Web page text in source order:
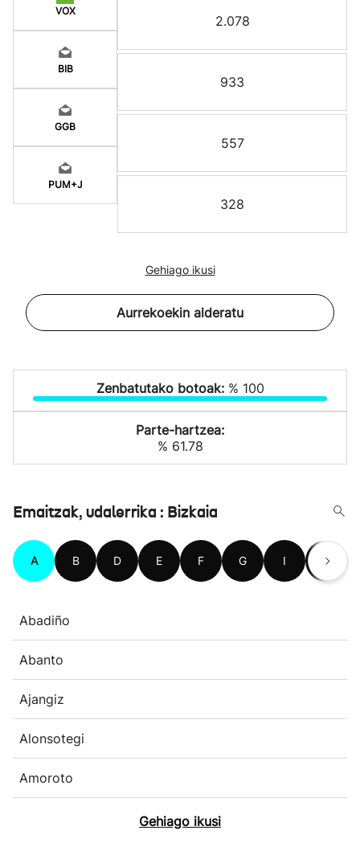
VOX
BIB
GGB
PUM+J
2.078
933
557
328
Gehiago ikusi
Aurrekoekin alderatu
Zenbatutako botoak: % 100
Parte-hartzea:
% 61.78
Emaitzak, udalerrika : Bizkaia
A B D E F G I J
Abadiño
Abanto
Ajangiz
Alonsotegi
Amoroto
Gehiago ikusi